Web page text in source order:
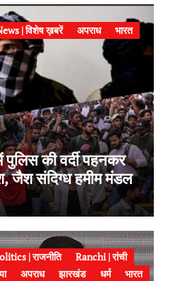
| विशेष ख़बरें अपराध
भारत
की वर्दी पहनकर
जैश संदिग्ध हमीम मंडल
| राजनीति
Ranchi | रांची
अपराध झारखंड धर्म
भारत